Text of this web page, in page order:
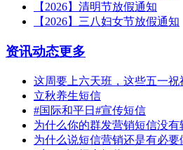
【2026】清明节放假通知
【2026】三八妇女节放假通知
资讯动态更多
这周要上六天班，这些五一祝
立秋养生短信
#国际和平日#宣传短信
为什么你的群发营销短信没有
为什么说短信营销还是有必要